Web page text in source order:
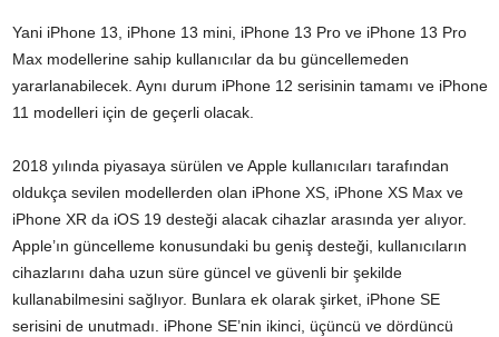
Yani iPhone 13, iPhone 13 mini, iPhone 13 Pro ve iPhone 13 Pro
Max modellerine sahip kullanıcılar da bu güncellemeden
yararlanabilecek. Aynı durum iPhone 12 serisinin tamamı ve iPhone
11 modelleri için de geçerli olacak.
2018 yılında piyasaya sürülen ve Apple kullanıcıları tarafından
oldukça sevilen modellerden olan iPhone XS, iPhone XS Max ve
iPhone XR da iOS 19 desteği alacak cihazlar arasında yer alıyor.
Apple’ın güncelleme konusundaki bu geniş desteği, kullanıcıların
cihazlarını daha uzun süre güncel ve güvenli bir şekilde
kullanabilmesini sağlıyor. Bunlara ek olarak şirket, iPhone SE
serisini de unutmadı. iPhone SE’nin ikinci, üçüncü ve dördüncü